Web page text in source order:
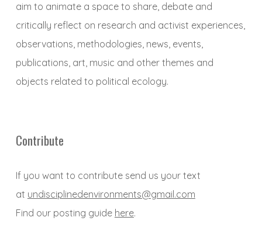
aim to animate a space to share, debate and
critically reflect on research and activist experiences,
observations, methodologies, news, events,
publications, art, music and other themes and
objects related to political ecology.
Contribute
If you want to contribute send us your text
at undisciplinedenvironments@gmail.com
Find our posting guide here.